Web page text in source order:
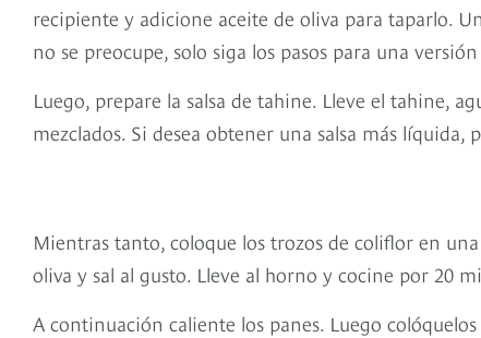
recipiente y adicione aceite de oliva para taparlo.
no se preocupe, solo siga los pasos para una
Luego, prepare la salsa de tahine. Lleve el tahine,
mezclados. Si desea obtener una salsa más líquida,
Mientras tanto, coloque los trozos de coliflor en
oliva y sal al gusto. Lleve al horno y cocine por 20
A continuación caliente los panes. Luego